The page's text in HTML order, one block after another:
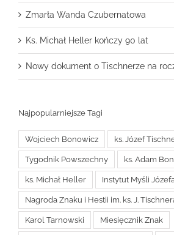
Zmarła Wanda Czubernatowa
Ks. Michał Heller kończy 90 lat
Nowy dokument o Tischnerze na
Najpopularniejsze Tagi
Wojciech Bonowicz ks. Józef
Tygodnik Powszechny ks. Adam
ks. Michał Heller Instytut Myśli
Nagroda Znaku i Hestii im. ks. J.
Karol Tarnowski Miesięcznik Znak